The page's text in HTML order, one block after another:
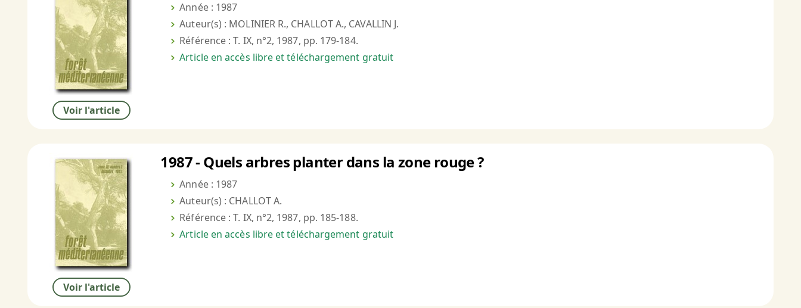
Voir l'article
Année : 1987
Auteur(s) : MOLINIER R., CHALLOT A., CAVALLIN J.
Référence : T. IX, n°2, 1987, pp. 179-184.
Article en accès libre et téléchargement gratuit
Voir l'article
1987 - Quels arbres planter dans la zone rouge ?
Année : 1987
Auteur(s) : CHALLOT A.
Référence : T. IX, n°2, 1987, pp. 185-188.
Article en accès libre et téléchargement gratuit